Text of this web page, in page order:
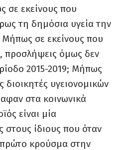
εκείνους που
τη δημόσια υγεία την
Μήπως σε εκείνους που
προσλήψεις όμως δεν
2015-2019; Μήπως
διοικητές υγειονομικών
στα κοινωνικά
είναι μία
ίδιους που όταν
κρούσμα στην